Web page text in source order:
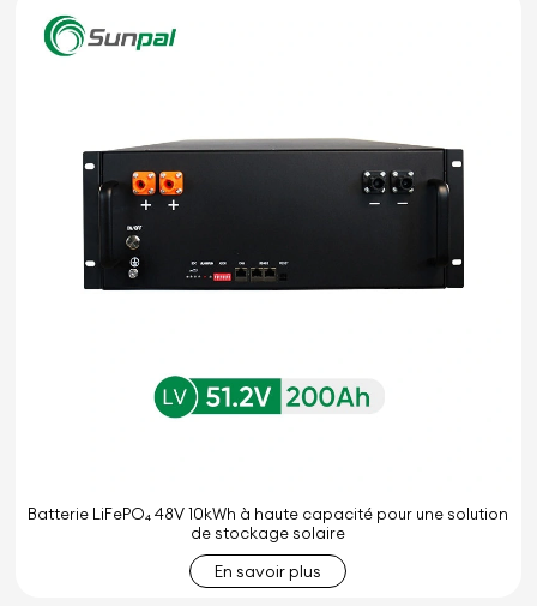
Batterie LiFePO₄ 48V 10kWh à haute capacité pour une solution
de stockage solaire
En savoir plus